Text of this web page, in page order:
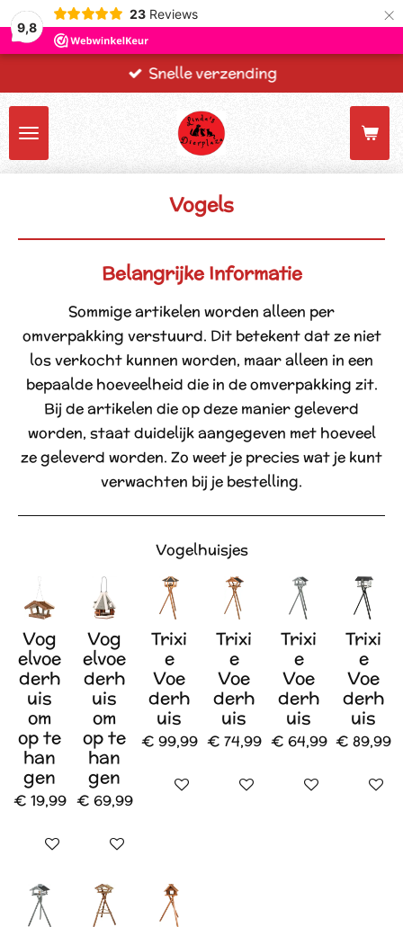
9,8
23 Reviews ×
Snelle verzending
Vogels
Belangrijke Informatie
Sommige artikelen worden alleen per
omverpakking verstuurd. Dit betekent dat ze niet
los verkocht kunnen worden, maar alleen in een
bepaalde hoeveelheid die in de omverpakking zit.
Bij de artikelen die op deze manier geleverd
worden, staat duidelijk aangegeven met hoeveel
ze geleverd worden. Zo weet je precies wat je kunt
verwachten bij je bestelling.
Vogelhuisjes
Vog
elvoe
derh
uis
om
op te
han
gen
€ 19,99
In winkelwagen
Vog
elvoe
derh
uis
om
op te
han
gen
€ 69,99
In winkelwagen
Trixi
e
Voe
derh
uis
€ 99,99
In winkelwagen
Trixi
e
Voe
derh
uis
€ 74,99
In winkelwagen
Trixi
e
Voe
derh
uis
€ 64,99
In winkelwagen
Trixi
e
Voe
derh
uis
€ 89,99
In